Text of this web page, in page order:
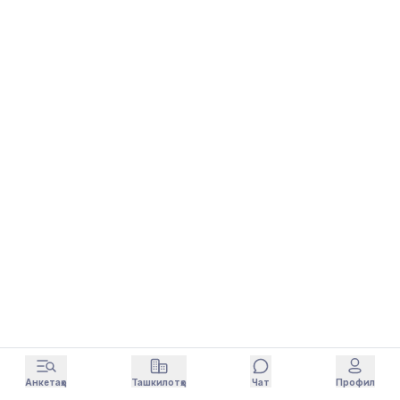
Анкетаҳо Ташкилотҳо Чат Профил